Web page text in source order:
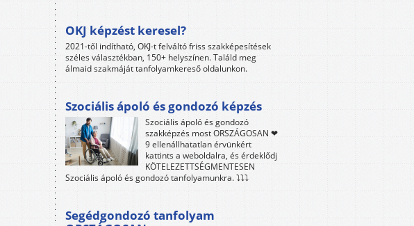
OKJ képzést keresel?
2021-től indítható, OKJ-t felváltó friss szakképesítések
széles választékban, 150+ helyszínen. Találd meg
álmaid szakmáját tanfolyamkereső oldalunkon.
Szociális ápoló és gondozó képzés
Szociális ápoló és gondozó
szakképzés most ORSZÁGOSAN ❤
9 ellenállhatatlan érvünkért
kattints a weboldalra, és érdeklődj
KÖTELEZETTSÉGMENTESEN
Szociális ápoló és gondozó tanfolyamunkra. ⤵⤵⤵
Segédgondozó tanfolyam